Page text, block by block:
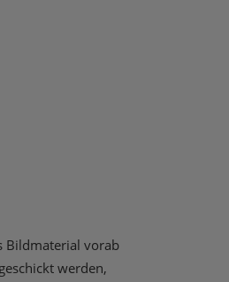
Bildmaterial vorab
werden,